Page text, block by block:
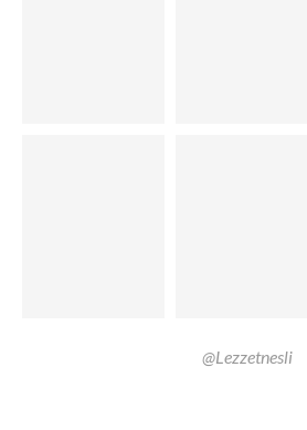
@Lezzetnesli